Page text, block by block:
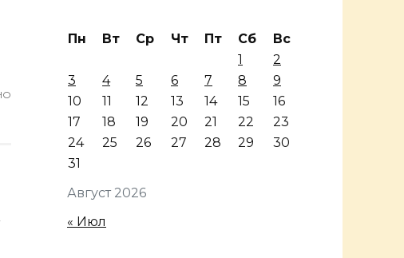
Август 2026
Пн Вт Ср Чт Пт Сб
Вс
1
2
3
4 5 6 7 8
9
10
11 12 13 14 15
16
17
18 19 20 21 22
23
24
25 26 27 28 29
30
31
« Июл